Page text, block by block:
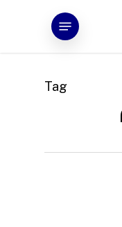
Menu
Tag